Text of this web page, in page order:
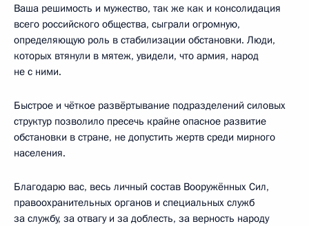
Ваша решимость и мужество, так же как и консолидация
всего российского общества, сыграли огромную,
определяющую роль в стабилизации обстановки. Люди,
которых втянули в мятеж, увидели, что армия, народ
не с ними.
Быстрое и чёткое развёртывание подразделений силовых
структур позволило пресечь крайне опасное развитие
обстановки в стране, не допустить жертв среди мирного
населения.
Благодарю вас, весь личный состав Вооружённых Сил,
правоохранительных органов и специальных служб
за службу, за отвагу и за доблесть, за верность народу